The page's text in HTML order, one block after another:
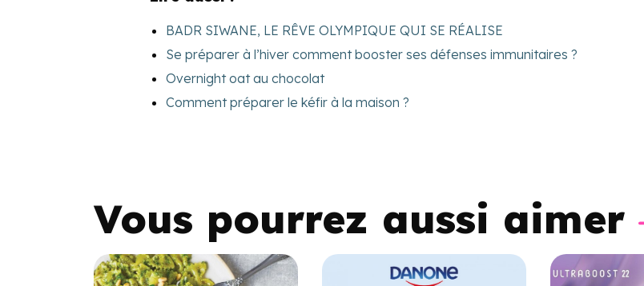
BADR SIWANE, LE RÊVE OLYMPIQUE QUI SE RÉALISE
Se préparer à l’hiver comment booster ses défenses immunitaires ?
Overnight oat au chocolat
Comment préparer le kéfir à la maison ?
Vous pourrez aussi aimer